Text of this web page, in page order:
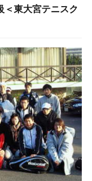
＜東大宮テニスク